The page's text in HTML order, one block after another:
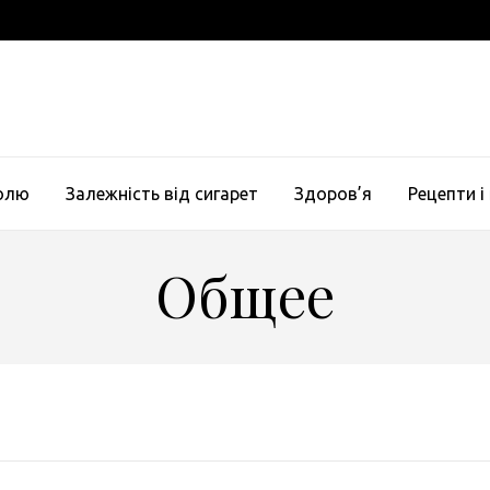
Залежність від сигарет Здоров’я Рецепти
Общее